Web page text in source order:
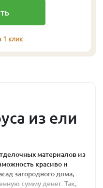
1 клик
из ели
материалов из
красиво и
загородного дома,
сумму денег. Так,